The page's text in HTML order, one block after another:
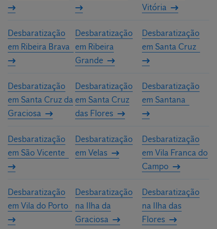
Vitória
Desbaratização
em Ribeira Brava
Desbaratização
em Ribeira
Grande
Desbaratização
em Santa Cruz
Desbaratização
em Santa Cruz da
Graciosa
Desbaratização
em Santa Cruz
das Flores
Desbaratização
em Santana
Desbaratização
em São Vicente
Desbaratização
em Velas
Desbaratização
em Vila Franca do
Campo
Desbaratização
em Vila do Porto
Desbaratização
na Ilha da
Graciosa
Desbaratização
na Ilha das
Flores